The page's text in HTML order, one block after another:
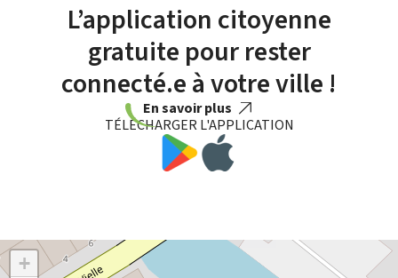
L’application citoyenne
gratuite pour rester
connecté.e à votre ville !
En savoir plus
TÉLÉCHARGER L'APPLICATION
+